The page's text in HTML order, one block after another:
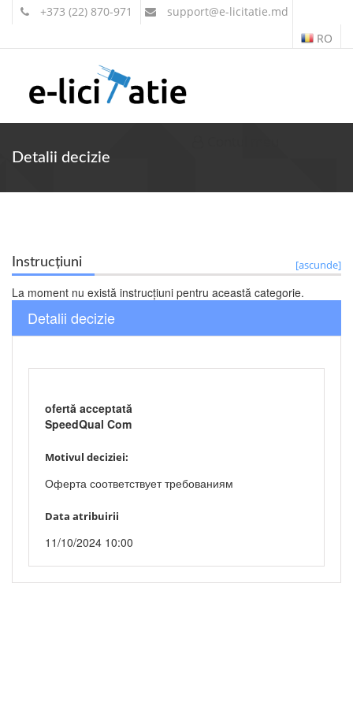
+373 (22) 870-971 support@e-licitatie.md
RO
Detalii decizie
Instrucțiuni [ascunde]
La moment nu există instrucțiuni pentru această categorie.
Detalii decizie
ofertă acceptată
SpeedQual Com
Motivul deciziei:
Оферта соответствует требованиям
Data atribuirii
11/10/2024 10:00